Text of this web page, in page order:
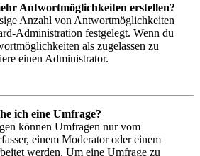
Antwortmöglichkeiten erstellen?
Anzahl von Antwortmöglichkeiten
Administration festgelegt. Wenn du
als zugelassen zu
einen Administrator.
ich eine Umfrage?
können Umfragen nur vom
einem Moderator oder einem
werden. Um eine Umfrage zu